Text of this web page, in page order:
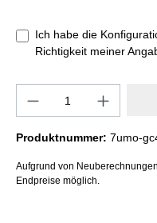
Ich habe die
Richtigkeit meiner
Produktnummer: 7umo-
Aufgrund von
Endpreise möglich.